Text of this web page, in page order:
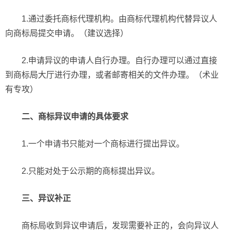
1.通过委托商标代理机构。由商标代理机构代替异议人
向商标局提交申请。（建议选择）
2.申请异议的申请人自行办理。自行办理可以通过直接
到商标局大厅进行办理，或者邮寄相关的文件办理。（术业
有专攻）
二、商标异议申请的具体要求
1.一个申请书只能对一个商标进行提出异议。
2.只能对处于公示期的商标提出异议。
三、异议补正
商标局收到异议申请后，发现需要补正的，会向异议人